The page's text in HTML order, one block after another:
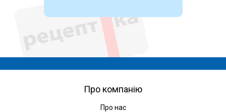
Про компанію
Про нас